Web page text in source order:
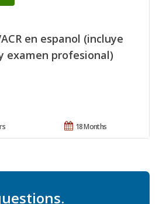
en espanol (incluye
examen profesional)
18 Months